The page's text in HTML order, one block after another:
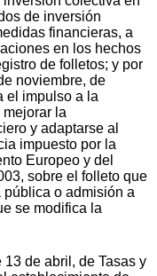
de inversión
financieras, a
en los hechos
de folletos; y por
noviembre, de
el impulso a la
mejorar la
y adaptarse al
impuesto por la
Europeo y del
sobre el folleto que
pública o admisión a
se modifica la
de abril, de Tasas y